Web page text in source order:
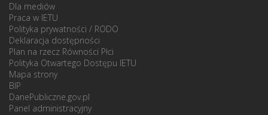
Dla mediów
Praca w IETU
Polityka prywatności / RODO
Deklaracja dostępności
Plan na rzecz Równości Płci
Polityka Otwartego Dostępu IETU
Mapa strony
BIP
DanePubliczne.gov.pl
Panel administracyjny